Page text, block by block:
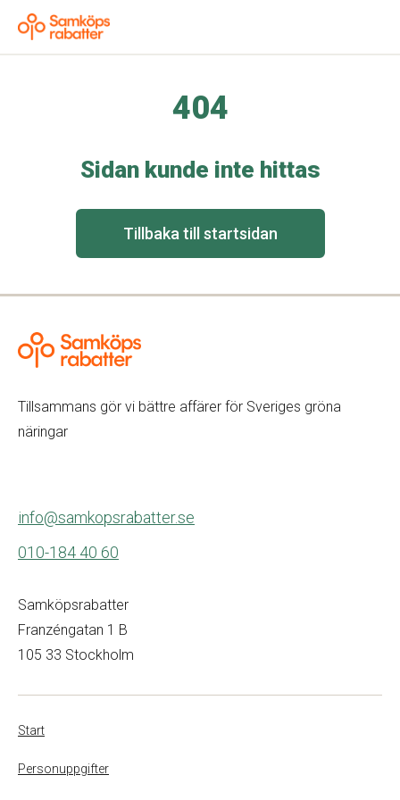
404
Sidan kunde inte hittas
Tillbaka till startsidan
Tillsammans gör vi bättre affärer för Sveriges gröna
näringar
info@samkopsrabatter.se
010-184 40 60
Samköpsrabatter
Franzéngatan 1 B
105 33 Stockholm
Start
Personuppgifter